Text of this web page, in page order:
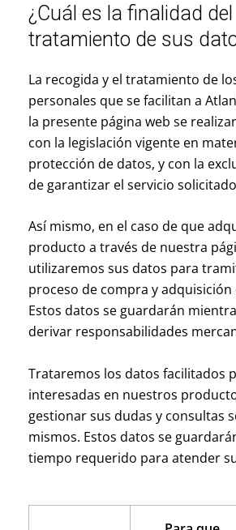
¿Cuál es la finalidad del
tratamiento de sus
La recogida y el tratamiento de
personales que se facilitan a
la presente página web se
con la legislación vigente en
protección de datos, y con la
de garantizar el servicio
Así mismo, en el caso de que
producto a través de nuestra
utilizaremos sus datos para
proceso de compra y
Estos datos se guardarán
derivar responsabilidades
Trataremos los datos facilitados
interesadas en nuestros
gestionar sus dudas y consultas
mismos. Estos datos se
tiempo requerido para atender